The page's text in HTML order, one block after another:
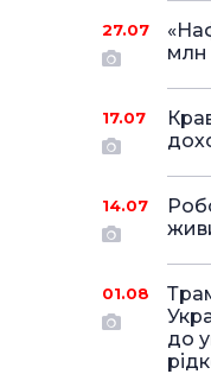
27.07
млн
17.07
14.07
01.08
до